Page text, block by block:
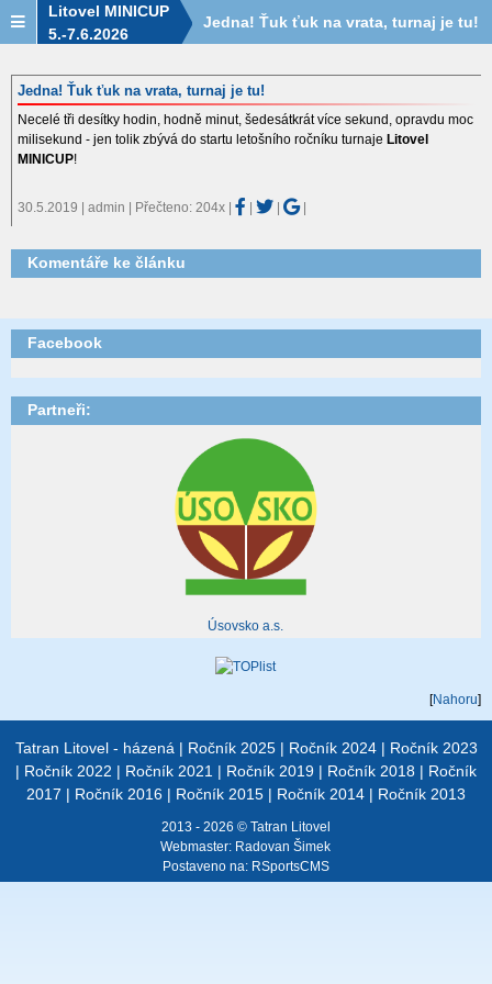
Litovel MINICUP
5.-7.6.2026
Jedna! Ťuk ťuk na vrata, turnaj je tu!
Jedna! Ťuk ťuk na vrata, turnaj je tu!
Necelé tři desítky hodin, hodně minut, šedesátkrát více sekund, opravdu moc
milisekund - jen tolik zbývá do startu letošního ročníku turnaje Litovel
MINICUP!
30.5.2019 | admin | Přečteno: 204x |
Komentáře ke článku
Facebook
Partneři:
Úsovsko a.s.
[Nahoru]
Tatran Litovel - házená | Ročník 2025| Ročník 2024| Ročník 2023
| Ročník 2022 | Ročník 2021 | Ročník 2019 | Ročník 2018 | Ročník
2017 | Ročník 2016 | Ročník 2015 | Ročník 2014 | Ročník 2013
2013 - 2026 © Tatran Litovel
Webmaster: Radovan Šimek
Postaveno na: RSportsCMS